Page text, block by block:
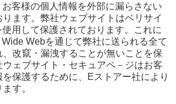
客様の個人情報を外部に漏らさない
ます。弊社ウェブサイトはベリサイ
用して保護されております。これに
Webを通じて弊社に送られる全て
改竄・漏洩することが無いことを保
ェブサイト・セキュアペ－ジはお客
保護するために、Eストアー社により
す。